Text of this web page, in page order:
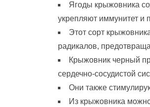
Ягоды крыжовника
укрепляют иммунитет и
Этот сорт
радикалов,
Крыжовник черный
сердечно-сосудистой
Они также
Из крыжовника